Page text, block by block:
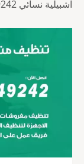
اشبيلية نسائي 55549242 تنظيف شقق وفلل